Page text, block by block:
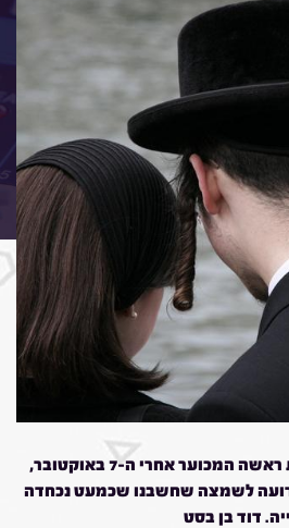
האנטישמיות שהרימה את ראשה המכוער אחרי ה-7 באוקטובר,
לשמצה שחשבנו שכמעט נכחדה
דוד בן בסט